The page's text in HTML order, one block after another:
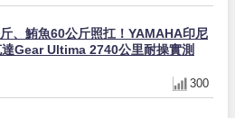
、鮪魚60公斤照扛！YAMAHA印尼
Gear Ultima 2740公里耐操實測
300